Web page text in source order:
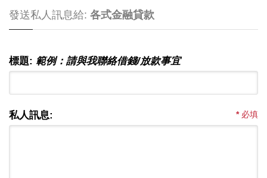
發送私人訊息給: 各式金融貸款
標題: 範例：請與我聯絡借錢/放款事宜
*必填
私人訊息: